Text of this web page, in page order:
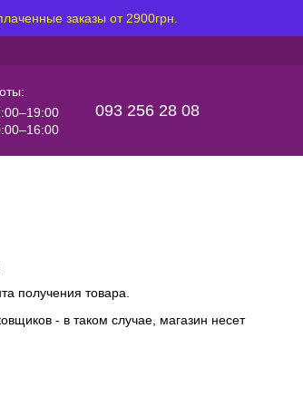
заказы от 2900грн.
093 256 28 08
получения товара.
- в таком случае, магазин несет